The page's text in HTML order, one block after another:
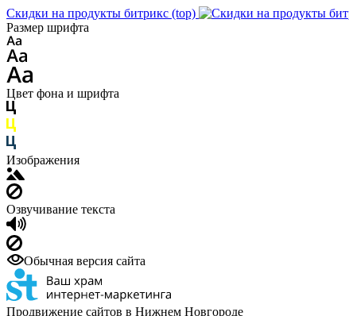
Скидки на продукты битрикс (top)
Размер шрифта
Цвет фона и шрифта
Изображения
Озвучивание текста
Обычная версия сайта
Продвижение сайтов в Нижнем Новгороде